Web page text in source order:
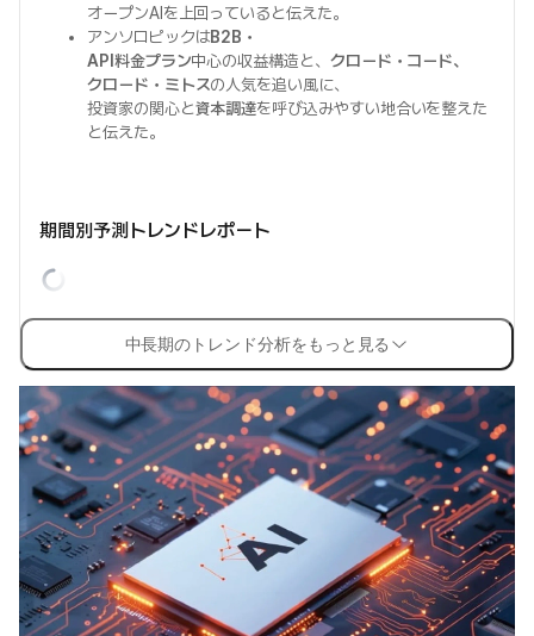
オープンAIを上回っていると伝えた。
アンソロピックはB2B・
API料金プラン中心の収益構造と、 クロード・コード、
クロード・ミトスの人気を追い風に、
投資家の関心と資本調達を呼び込みやすい地合いを整えた
と伝えた。
期間別予測トレンドレポート
中長期のトレンド分析をもっと見る